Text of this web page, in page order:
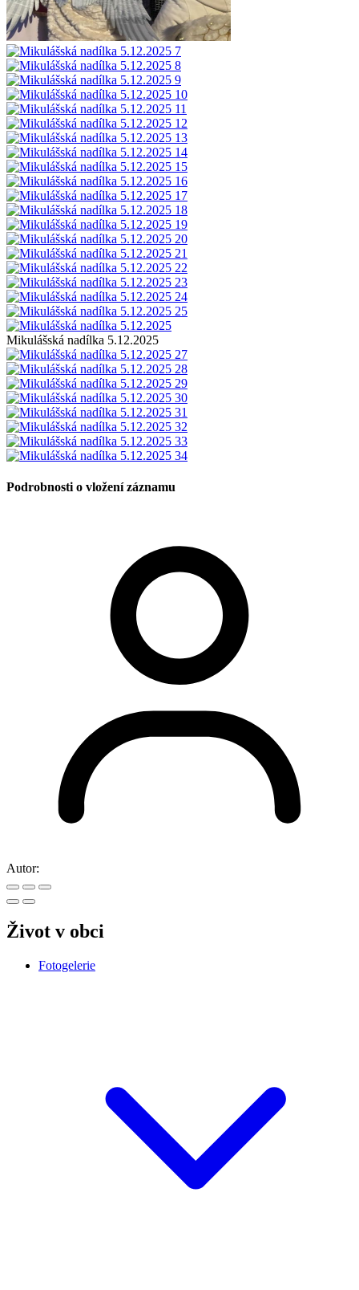
Mikulášská nadílka 5.12.2025
Podrobnosti o vložení záznamu
Autor:
Život v obci
Fotogelerie